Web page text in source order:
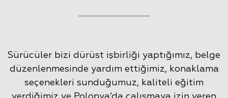
Sürücüler bizi dürüst işbirliği yaptığımız, belge
düzenlenmesinde yardım ettiğimiz, konaklama
seçenekleri sunduğumuz, kaliteli eğitim